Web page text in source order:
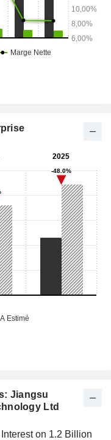
Jiangsu
Ltd
on 1.2 Billion